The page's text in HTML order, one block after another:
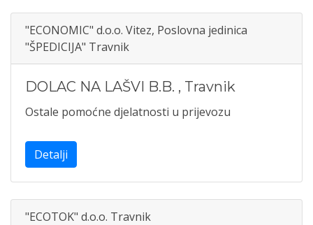
"ECONOMIC" d.o.o. Vitez, Poslovna jedinica
"ŠPEDICIJA" Travnik
DOLAC NA LAŠVI B.B. , Travnik
Ostale pomoćne djelatnosti u prijevozu
Detalji
"ECOTOK" d.o.o. Travnik